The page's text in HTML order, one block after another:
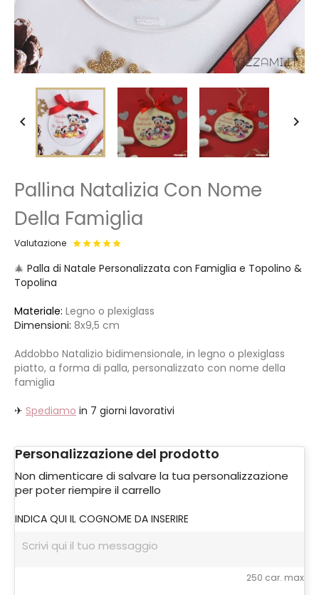
 
Pallina Natalizia Con Nome
Della Famiglia
Valutazione
🎄 Palla di Natale Personalizzata con Famiglia e Topolino &
Topolina
Materiale: Legno o plexiglass
Dimensioni: 8x9,5 cm
Addobbo Natalizio bidimensionale, in legno o plexiglass
piatto, a forma di palla, personalizzato con nome della
famiglia
✈ Spediamo in 7 giorni lavorativi
Personalizzazione del prodotto
Non dimenticare di salvare la tua personalizzazione
per poter riempire il carrello
INDICA QUI IL COGNOME DA INSERIRE
250 car. max